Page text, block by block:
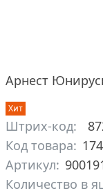
Арнест
Хит
Штрих-код:
Код товара:
Артикул:
Количество в